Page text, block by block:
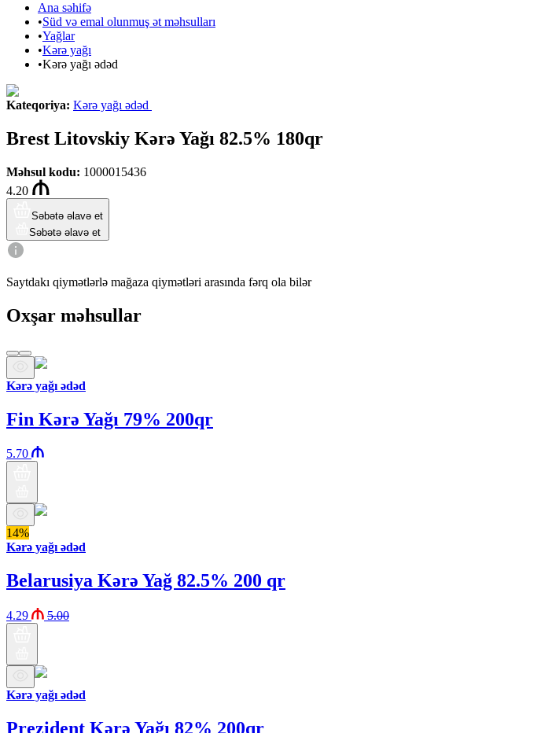
Ana səhifə
•Süd və emal olunmuş ət məhsulları
•Yağlar
•Kərə yağı
•Kərə yağı ədəd
Kateqoriya: Kərə yağı ədəd
Brest Litovskiy Kərə Yağı 82.5% 180qr
Məhsul kodu: 1000015436
4.20
Səbətə əlavə et
Səbətə əlavə et
Saytdakı qiymətlərlə mağaza qiymətləri arasında fərq ola bilər
Oxşar məhsullar
Kərə yağı ədəd
Fin Kərə Yağı 79% 200qr
5.70
14%
Kərə yağı ədəd
Belarusiya Kərə Yağ 82.5% 200 qr
4.29 5.00
Kərə yağı ədəd
Prezident Kərə Yağı 82% 200qr